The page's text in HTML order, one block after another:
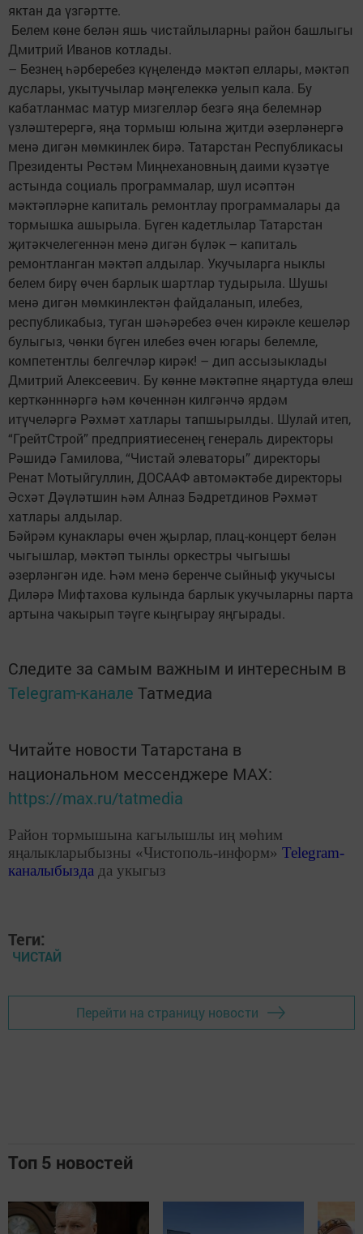
яктан да үзгәртте.
Белем көне белән яшь чистайлыларны район башлыгы
Дмитрий Иванов котлады.
– Безнең һәрберебез күңелендә мәктәп еллары, мәктәп
дуслары, укытучылар мәңгелеккә уелып кала. Бу
кабатланмас матур мизгелләр безгә яңа белемнәр
үзләштерергә, яңа тормыш юлына җитди әзерләнергә
менә дигән мөмкинлек бирә. Татарстан Республикасы
Президенты Рөстәм Миңнехановның даими күзәтүе
астында социаль программалар, шул исәптән
мәктәпләрне капиталь ремонтлау программалары да
тормышка ашырыла. Бүген кадетлылар Татарстан
җитәкчелегеннән менә дигән бүләк – капиталь
ремонтланган мәктәп алдылар. Укучыларга ныклы
белем бирү өчен барлык шартлар тудырыла. Шушы
менә дигән мөмкинлектән файдаланып, илебез,
республикабыз, туган шәһәребез өчен кирәкле кешеләр
булыгыз, чөнки бүген илебез өчен югары белемле,
компетентлы белгечләр кирәк! – дип ассызыклады
Дмитрий Алексеевич. Бу көнне мәктәпне яңартуда өлеш
керткәнннәргә һәм көченнән килгәнчә ярдәм
итүчеләргә Рәхмәт хатлары тапшырылды. Шулай итеп,
“ГрейтСтрой” предприятиесенең генераль директоры
Рәшидә Гамилова, “Чис­тай элеваторы” директоры
Ренат Мотыйгуллин, ДОСААФ автомәктәбе директоры
Әсхәт Дәүләтшин һәм Алназ Бәдретдинов Рәхмәт
хатлары алдылар.
Бәйрәм кунаклары өчен җырлар, плац-концерт белән
чыгышлар, мәктәп тынлы оркестры чыгышы
әзерләнгән иде. Һәм менә беренче сыйныф укучысы
Диләрә Мифтахова кулында барлык укучыларны парта
артына чакырып тәүге кыңгырау яңгырады.
Следите за самым важным и интересным в
Telegram-канале Татмедиа
Читайте новости Татарстана в
национальном мессенджере MАХ:
https://max.ru/tatmedia
Район тормышына кагылышлы иң мөһим
яңалыкларыбызны «Чистополь-информ» Telegram-
каналыбызда да укыгыз
Теги:
ЧИСТАЙ
Перейти на страницу новости
Топ 5 новостей